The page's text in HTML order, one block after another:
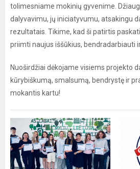
tolimesniame mokinių gyvenime.
dalyvavimu, jų iniciatyvumu, atsakingu
rezultatais. Tikime, kad ši patirtis
priimti naujus iššūkius, bendradarbiauti
Nuoširdžiai dėkojame visiems projekto
kūrybiškumą, smalsumą, bendrystę ir
mokantis kartu!